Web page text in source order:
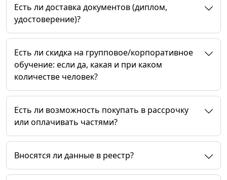
Есть ли доставка документов (диплом,
удостоверение)?
Есть ли скидка на групповое/корпоративное
обучение: если да, какая и при каком
количестве человек?
Есть ли возможность покупать в рассрочку
или оплачивать частями?
Вносятся ли данные в реестр?